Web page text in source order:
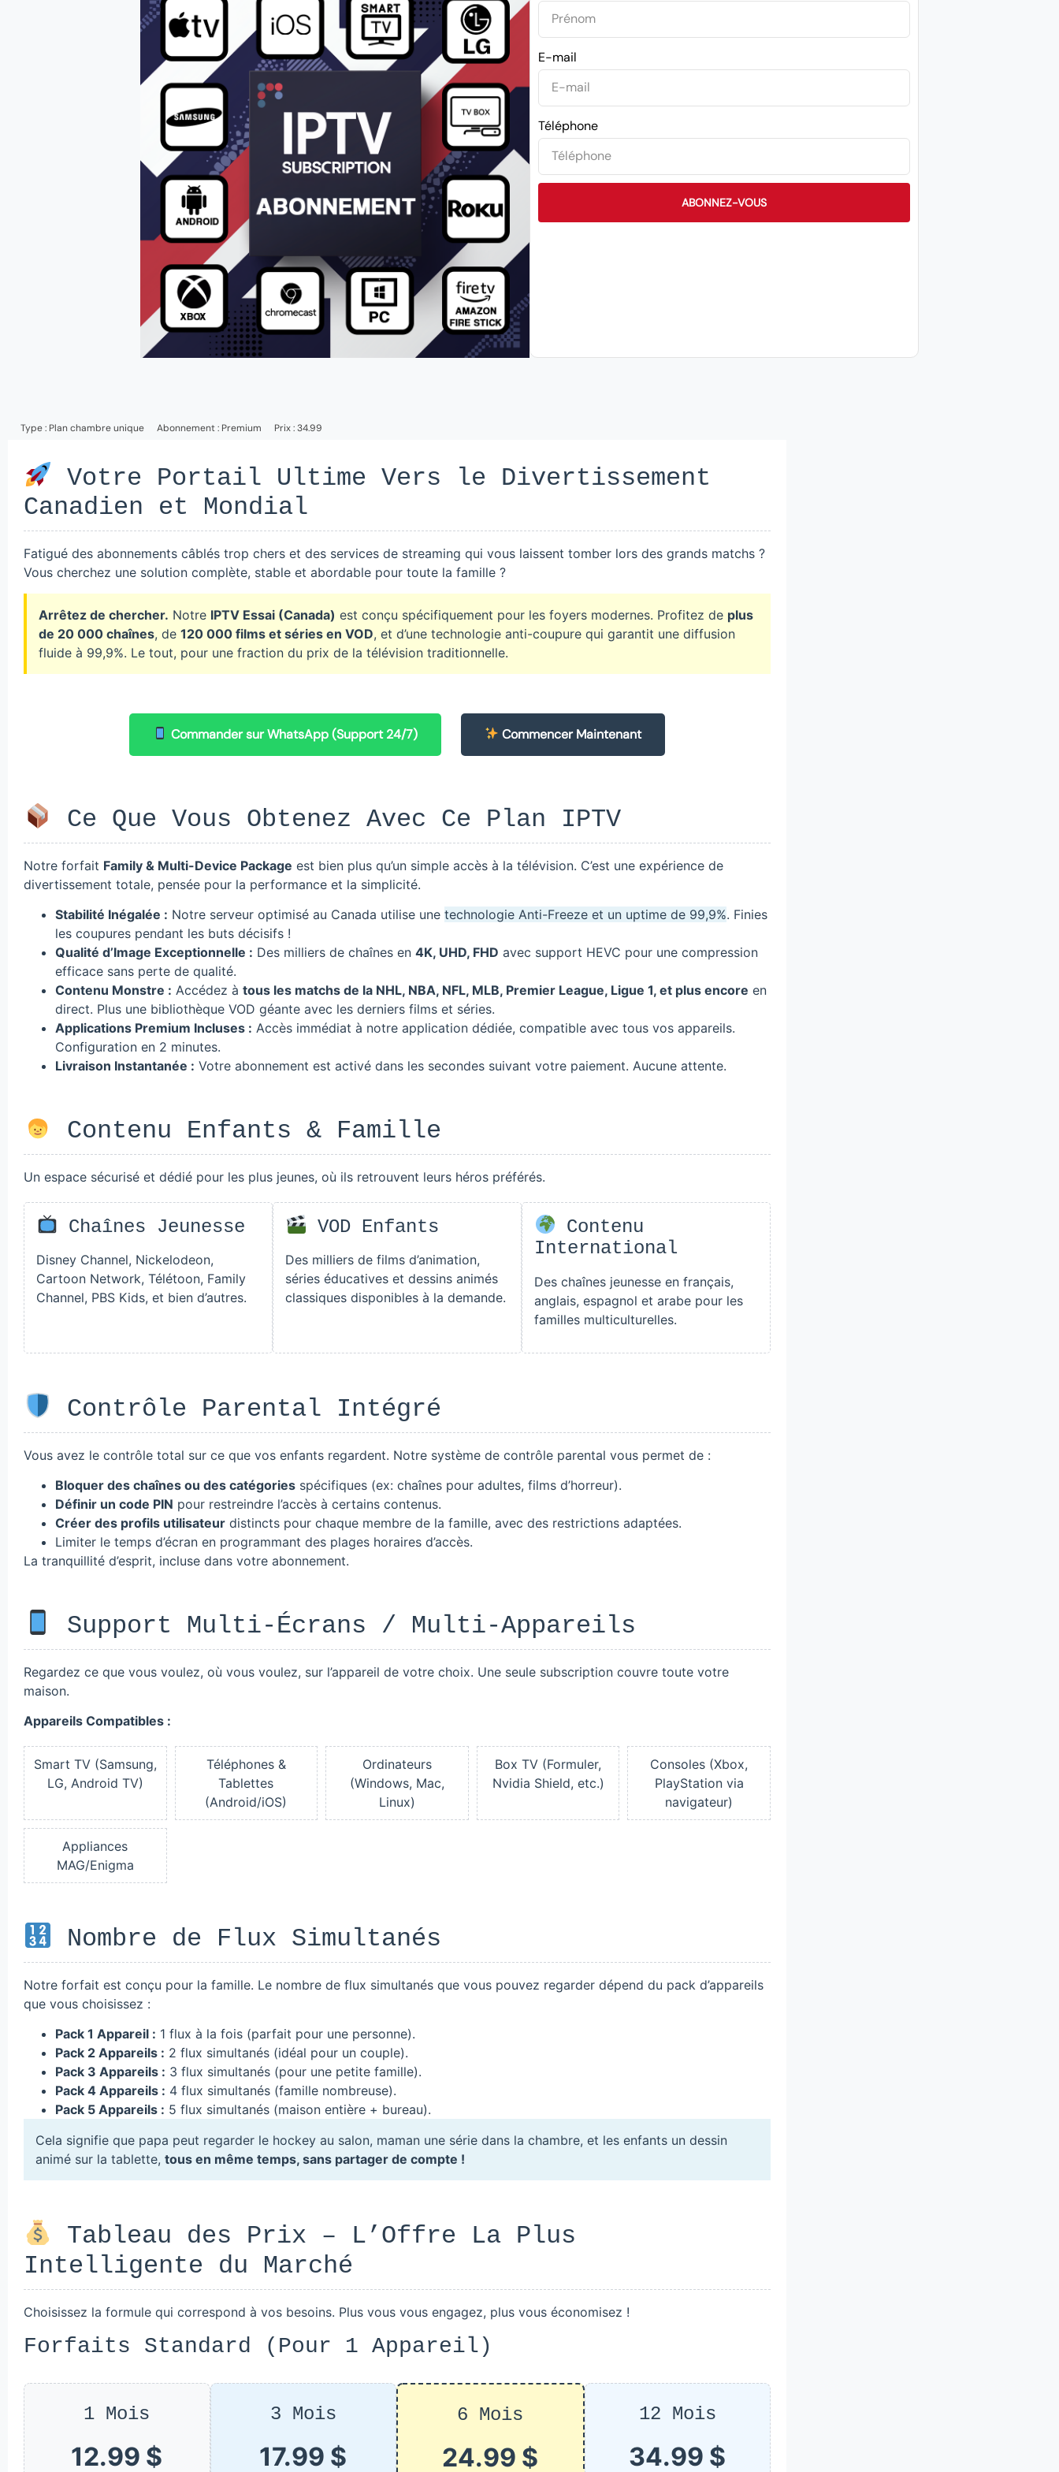
E-mail
Téléphone
ABONNEZ-VOUS
Type : Plan chambre unique Abonnement : Premium Prix : 34.99
Votre Portail Ultime Vers le Divertissement
Canadien et Mondial
Fatigué des abonnements câblés trop chers et des services de streaming qui vous laissent tomber lors des grands matchs ?
Vous cherchez une solution complète, stable et abordable pour toute la famille ?
Arrêtez de chercher. Notre IPTV Essai (Canada) est conçu spécifiquement pour les foyers modernes. Profitez de plus
de 20 000 chaînes, de 120 000 films et séries en VOD, et d’une technologie anti-coupure qui garantit une diffusion
fluide à 99,9%. Le tout, pour une fraction du prix de la télévision traditionnelle.
Commander sur WhatsApp (Support 24/7) Commencer Maintenant
Ce Que Vous Obtenez Avec Ce Plan IPTV
Notre forfait Family & Multi-Device Package est bien plus qu’un simple accès à la télévision. C’est une expérience de
divertissement totale, pensée pour la performance et la simplicité.
Stabilité Inégalée : Notre serveur optimisé au Canada utilise une technologie Anti-Freeze et un uptime de 99,9%. Finies
les coupures pendant les buts décisifs !
Qualité d’Image Exceptionnelle : Des milliers de chaînes en 4K, UHD, FHD avec support HEVC pour une compression
efficace sans perte de qualité.
Contenu Monstre : Accédez à tous les matchs de la NHL, NBA, NFL, MLB, Premier League, Ligue 1, et plus encore en
direct. Plus une bibliothèque VOD géante avec les derniers films et séries.
Applications Premium Incluses : Accès immédiat à notre application dédiée, compatible avec tous vos appareils.
Configuration en 2 minutes.
Livraison Instantanée : Votre abonnement est activé dans les secondes suivant votre paiement. Aucune attente.
Contenu Enfants & Famille
Un espace sécurisé et dédié pour les plus jeunes, où ils retrouvent leurs héros préférés.
Chaînes Jeunesse
Disney Channel, Nickelodeon,
Cartoon Network, Télétoon, Family
Channel, PBS Kids, et bien d’autres.
VOD Enfants
Des milliers de films d’animation,
séries éducatives et dessins animés
classiques disponibles à la demande.
Contenu
International
Des chaînes jeunesse en français,
anglais, espagnol et arabe pour les
familles multiculturelles.
Contrôle Parental Intégré
Vous avez le contrôle total sur ce que vos enfants regardent. Notre système de contrôle parental vous permet de :
Bloquer des chaînes ou des catégories spécifiques (ex: chaînes pour adultes, films d’horreur).
Définir un code PIN pour restreindre l’accès à certains contenus.
Créer des profils utilisateur distincts pour chaque membre de la famille, avec des restrictions adaptées.
Limiter le temps d’écran en programmant des plages horaires d’accès.
La tranquillité d’esprit, incluse dans votre abonnement.
Support Multi-Écrans / Multi-Appareils
Regardez ce que vous voulez, où vous voulez, sur l’appareil de votre choix. Une seule subscription couvre toute votre
maison.
Appareils Compatibles :
Smart TV (Samsung,
LG, Android TV)
Téléphones &
Tablettes
(Android/iOS)
Ordinateurs
(Windows, Mac,
Linux)
Box TV (Formuler,
Nvidia Shield, etc.)
Consoles (Xbox,
PlayStation via
navigateur)
Appliances
MAG/Enigma
Nombre de Flux Simultanés
Notre forfait est conçu pour la famille. Le nombre de flux simultanés que vous pouvez regarder dépend du pack d’appareils
que vous choisissez :
Pack 1 Appareil : 1 flux à la fois (parfait pour une personne).
Pack 2 Appareils : 2 flux simultanés (idéal pour un couple).
Pack 3 Appareils : 3 flux simultanés (pour une petite famille).
Pack 4 Appareils : 4 flux simultanés (famille nombreuse).
Pack 5 Appareils : 5 flux simultanés (maison entière + bureau).
Cela signifie que papa peut regarder le hockey au salon, maman une série dans la chambre, et les enfants un dessin
animé sur la tablette, tous en même temps, sans partager de compte !
Tableau des Prix – L’Offre La Plus
Intelligente du Marché
Choisissez la formule qui correspond à vos besoins. Plus vous vous engagez, plus vous économisez !
Forfaits Standard (Pour 1 Appareil)
1 Mois
12.99 $
3 Mois
17.99 $
6 Mois
24.99 $
12 Mois
34.99 $